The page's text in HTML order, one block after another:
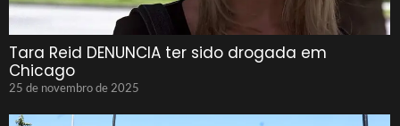
Tara Reid DENUNCIA ter sido drogada em
Chicago
25 de novembro de 2025